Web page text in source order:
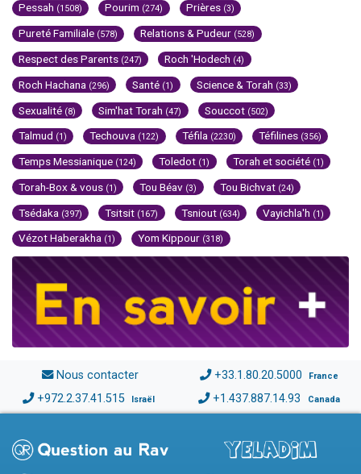
Pessah (1508) Pourim (274) Prières (3)
Pureté Familiale (578) Relations & Pudeur (528)
Respect des Parents (247) Roch 'Hodech (4)
Roch Hachana (296) Santé (1) Science & Torah (33)
Sexualité (8) Sim'hat Torah (47) Souccot (502)
Talmud (1) Techouva (122) Téfila (2230) Téfilines (356)
Temps Messianique (124) Toledot (1) Torah et société (1)
Torah-Box & vous (1) Tou Béav (3) Tou Bichvat (24)
Tsédaka (397) Tsitsit (167) Tsniout (634) Vayichla'h (1)
Vézot Haberakha (1) Yom Kippour (318)
Nous contacter +33.1.80.20.5000 France
+972.2.37.41.515 Israël +1.437.887.14.93 Canada